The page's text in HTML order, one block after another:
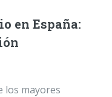
en España:
los mayores